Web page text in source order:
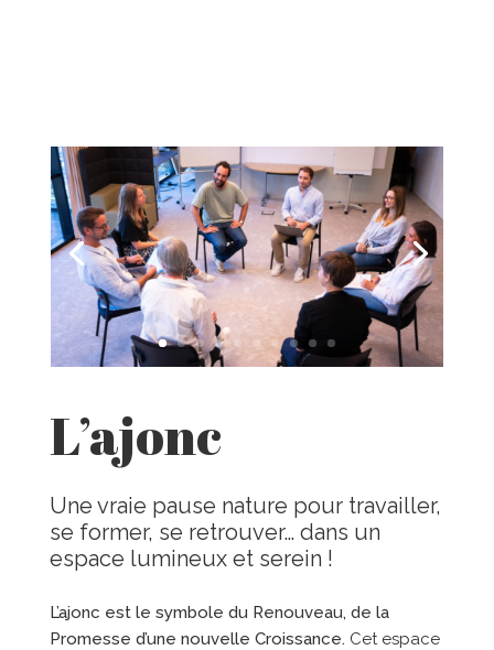
L’ajonc
Une vraie pause nature pour travailler,
se former, se retrouver… dans un
espace lumineux et serein !
L’ajonc est le symbole du Renouveau, de la
Promesse d’une nouvelle Croissance. Cet espace